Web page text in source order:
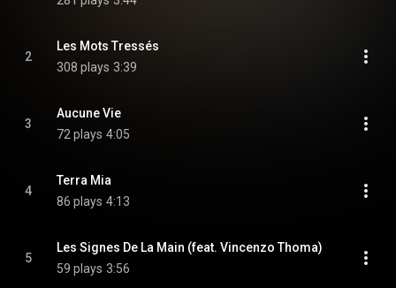
2
Les Mots Tressés
308 plays 3:39
3
Aucune Vie
72 plays 4:05
4
Terra Mia
86 plays 4:13
5
Les Signes De La Main (feat. Vincenzo Thoma)
59 plays 3:56